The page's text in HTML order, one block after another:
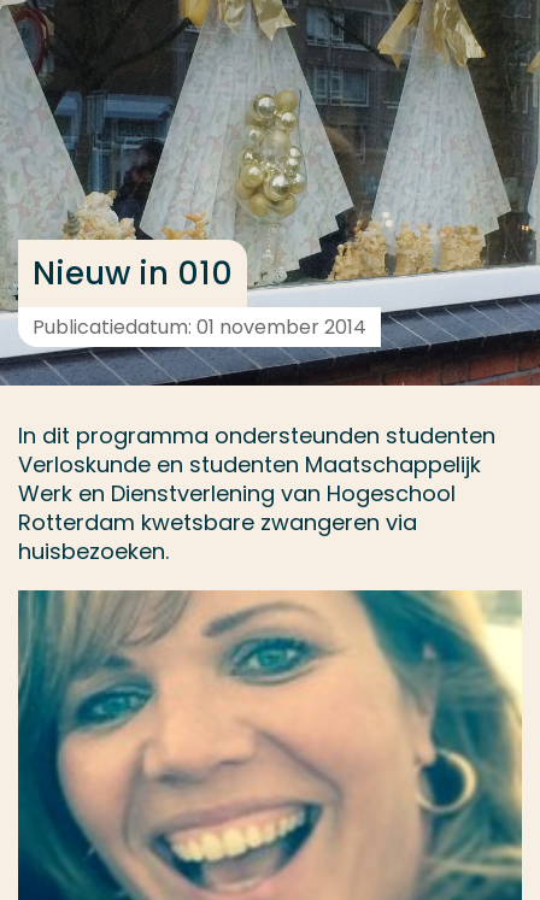
Ga direct naar de content
... > Projectfeiten
Nieuw in 010
Publicatiedatum: 01 november 2014
In dit programma ondersteunden studenten
Verloskunde en studenten Maatschappelijk
Werk en Dienstverlening van Hogeschool
Rotterdam kwetsbare zwangeren via
huisbezoeken.
Veel gezocht
Opleiding